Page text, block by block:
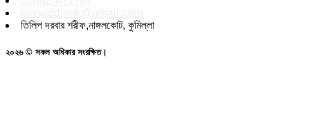
তিলিপ দরবার শরীফ,নাঙ্গলকোট, কুমিল্লা
২০২৬ © সকল অধিকার সংরক্ষিত।